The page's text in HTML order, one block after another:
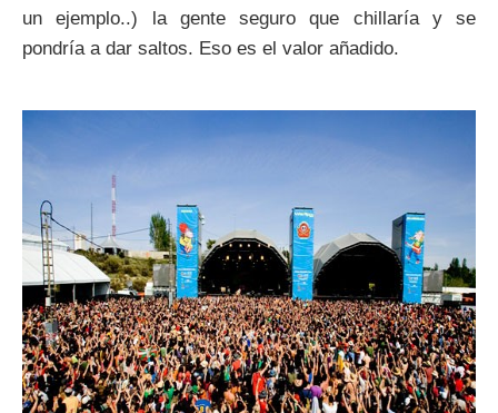
un ejemplo..) la gente seguro que chillaría y se
pondría a dar saltos. Eso es el valor añadido.